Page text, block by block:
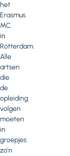
het
Erasmus
MC
in
Rotterdam.
Alle
artsen
die
de
opleiding
volgen
moeten
in
groepjes
zo'n